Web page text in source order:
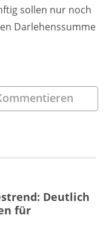
sollen nur noch
Darlehenssumme
Deutlich
für